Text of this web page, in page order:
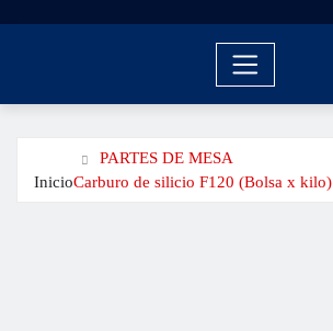
Inicio
PARTES DE MESA
Carburo de silicio F120 (Bolsa x kilo)